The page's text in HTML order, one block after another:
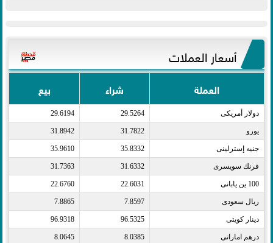
أسعار العملات
العملة شراء بيع
دولار أمريكى​ 29.5264
29.6194
يورو​ 31.7822
31.8942
جنيه إسترلينى​ 35.8332
35.9610
فرنك سويسرى​ 31.6332
31.7363
100 ين يابانى​ 22.6031
22.6760
ريال سعودى​ 7.8597
7.8865
دينار كويتى​ 96.5325
96.9318
درهم اماراتى​ 8.0385
8.0645